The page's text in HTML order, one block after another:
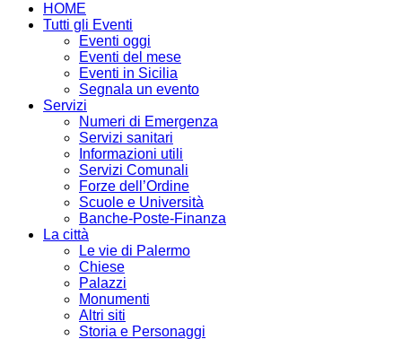
HOME
Tutti gli Eventi
Eventi oggi
Eventi del mese
Eventi in Sicilia
Segnala un evento
Servizi
Numeri di Emergenza
Servizi sanitari
Informazioni utili
Servizi Comunali
Forze dell’Ordine
Scuole e Università
Banche-Poste-Finanza
La città
Le vie di Palermo
Chiese
Palazzi
Monumenti
Altri siti
Storia e Personaggi